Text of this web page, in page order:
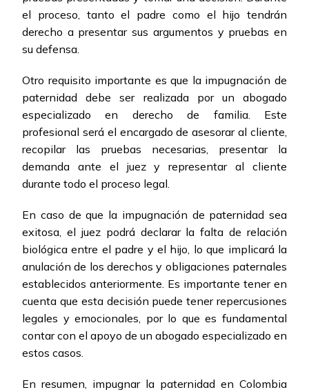
el proceso, tanto el padre como el hijo tendrán
derecho a presentar sus argumentos y pruebas en
su defensa.
Otro requisito importante es que la impugnación de
paternidad debe ser realizada por un abogado
especializado en derecho de familia. Este
profesional será el encargado de asesorar al cliente,
recopilar las pruebas necesarias, presentar la
demanda ante el juez y representar al cliente
durante todo el proceso legal.
En caso de que la impugnación de paternidad sea
exitosa, el juez podrá declarar la falta de relación
biológica entre el padre y el hijo, lo que implicará la
anulación de los derechos y obligaciones paternales
establecidos anteriormente. Es importante tener en
cuenta que esta decisión puede tener repercusiones
legales y emocionales, por lo que es fundamental
contar con el apoyo de un abogado especializado en
estos casos.
En resumen, impugnar la paternidad en Colombia